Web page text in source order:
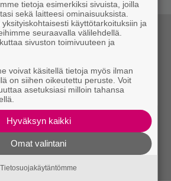
tietoja esimerkiksi sivuista, joilla
sekä laitteesi ominaisuuksista.
käyttötarkoituksiin ja
seuraavalla välilehdellä.
sivuston toimivuuteen ja
voivat käsitellä tietoja myös ilman
on siihen oikeutettu peruste. Voit
asetuksiasi milloin tahansa
Hyväksyn kaikki
Omat valintani
Tietosuojakäytäntömme